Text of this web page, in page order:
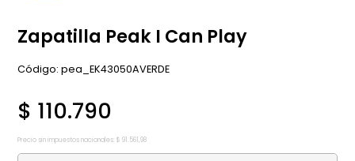
Zapatilla Peak I Can Play
:pea_EK43050AVERDE
$ 110.790
Precio sin impuestos nacionales: $ 91 561,98